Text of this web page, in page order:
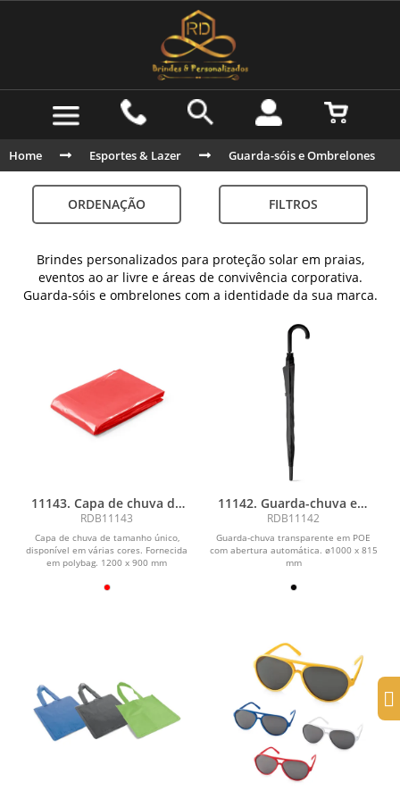
Home Esportes & Lazer Guarda-sóis e Ombrelones
ORDENAÇÃO FILTROS
Brindes personalizados para proteção solar em praias,
eventos ao ar livre e áreas de convivência corporativa.
Guarda-sóis e ombrelones com a identidade da sua marca.
11143. Capa de chuva de
tamanho único
RDB11143
Capa de chuva de tamanho único,
disponível em várias cores. Fornecida
em polybag. 1200 x 900 mm
11142. Guarda-chuva em
POE com abertura
automática
RDB11142
Guarda-chuva transparente em POE
com abertura automática. ø1000 x 815
mm